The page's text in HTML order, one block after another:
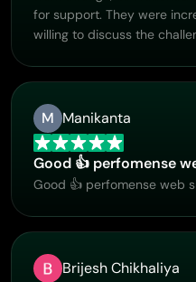
for support. They were
willing to discuss the
What really stood out to me
approachable, and
the process. I never felt like
problem ticket — it felt like
improving the experience
truly enjoy using the
support and dedication
recommend PicLumen to
of creative work.
M Manikanta
Good 👍 perfomense
Good 👍 perfomense web
Brijesh Chikhaliya